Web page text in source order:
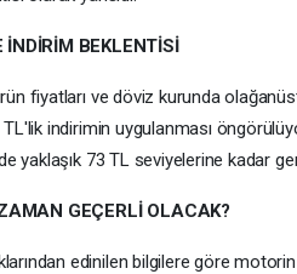
İNDİRİM BEKLENTİSİ
fiyatları ve döviz kurunda
TL'lik indirimin uygulanması
yaklaşık 73 TL seviyelerine kadar
GEÇERLİ OLACAK?
edinilen bilgilere göre